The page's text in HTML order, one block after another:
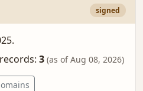
signed
3 (as of Aug 08, 2026)